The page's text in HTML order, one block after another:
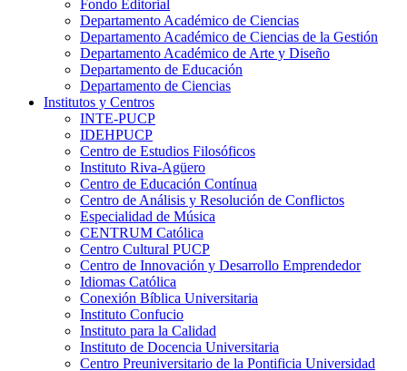
Fondo Editorial
Departamento Académico de Ciencias
Departamento Académico de Ciencias de la Gestión
Departamento Académico de Arte y Diseño
Departamento de Educación
Departamento de Ciencias
Institutos y Centros
INTE-PUCP
IDEHPUCP
Centro de Estudios Filosóficos
Instituto Riva-Agüero
Centro de Educación Contínua
Centro de Análisis y Resolución de Conflictos
Especialidad de Música
CENTRUM Católica
Centro Cultural PUCP
Centro de Innovación y Desarrollo Emprendedor
Idiomas Católica
Conexión Bíblica Universitaria
Instituto Confucio
Instituto para la Calidad
Instituto de Docencia Universitaria
Centro Preuniversitario de la Pontificia Universidad